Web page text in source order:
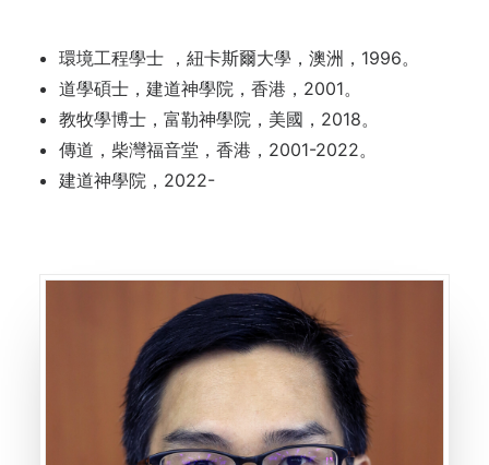
環境工程學士 ，紐卡斯爾大學，澳洲，1996。
道學碩士，建道神學院，香港，2001。
教牧學博士，富勒神學院，美國，2018。
傳道，柴灣福音堂，香港，2001-2022。
建道神學院，2022-